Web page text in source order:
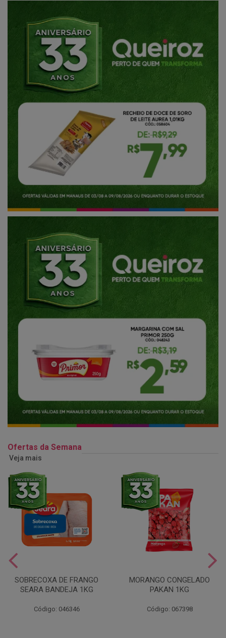
Ofertas da Semana
Veja mais
SOBRECOXA DE FRANGO
SEARA BANDEJA 1KG
Código: 046346
MORANGO CONGELADO
PAKAN 1KG
Código: 067398